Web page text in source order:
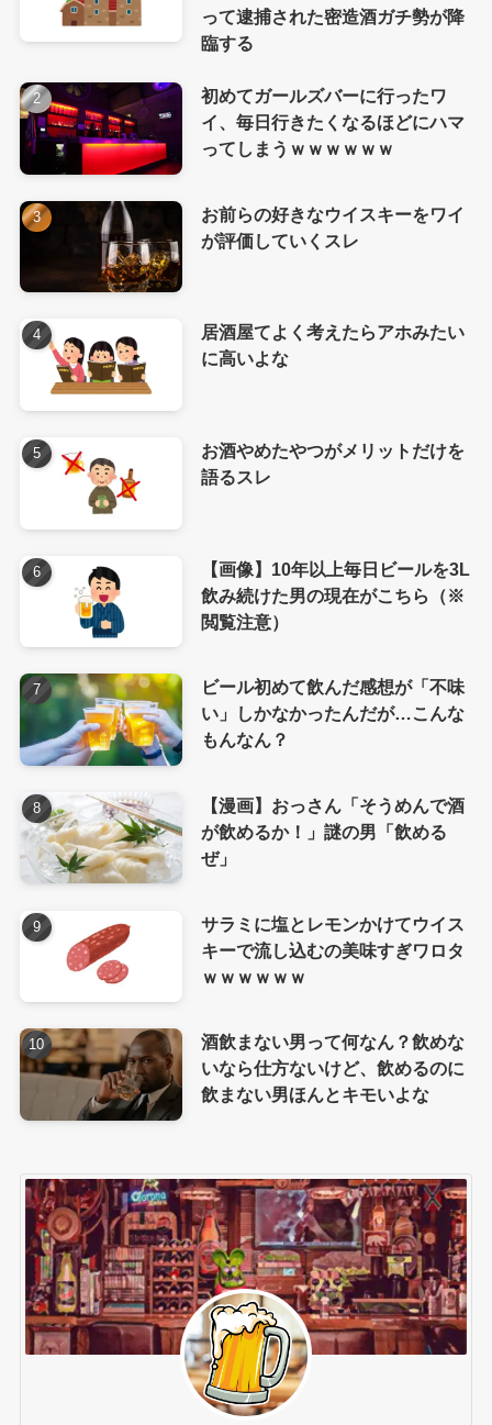
って逮捕された密造酒ガチ勢が降
臨する
初めてガールズバーに行ったワ
イ、毎日行きたくなるほどにハマ
ってしまうｗｗｗｗｗｗ
お前らの好きなウイスキーをワイ
が評価していくスレ
居酒屋てよく考えたらアホみたい
に高いよな
お酒やめたやつがメリットだけを
語るスレ
【画像】10年以上毎日ビールを3L
飲み続けた男の現在がこちら（※
閲覧注意）
ビール初めて飲んだ感想が「不味
い」しかなかったんだが…こんな
もんなん？
【漫画】おっさん「そうめんで酒
が飲めるか！」謎の男「飲める
ぜ」
サラミに塩とレモンかけてウイス
キーで流し込むの美味すぎワロタ
ｗｗｗｗｗｗ
酒飲まない男って何なん？飲めな
いなら仕方ないけど、飲めるのに
飲まない男ほんとキモいよな